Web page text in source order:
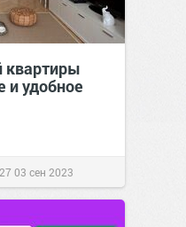
квартиры
и удобное
03 сен 2023